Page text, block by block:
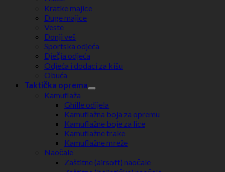
Kratke majice
Duge majice
Veste
Donji veš
Sportska odjeća
Dječja odjeća
Odjeća i dodaci za kišu
Obuća
Taktička oprema
Kamuflaža
Ghille odijela
Kamuflažna boja za opremu
Kamuflažne boje za lice
Kamuflažne trake
Kamuflažne mreže
Naočale
Zaštitne (airsoft) naočale